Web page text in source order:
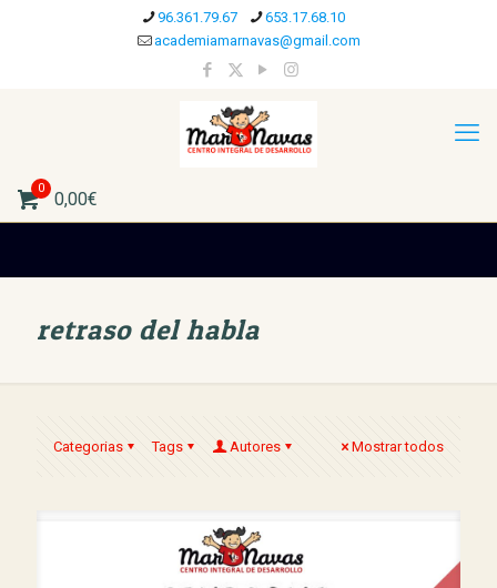
96.361.79.67
653.17.68.10
academiamarnavas@gmail.com
0
0,00€
retraso del habla
Categorias Tags Autores Mostrar todos